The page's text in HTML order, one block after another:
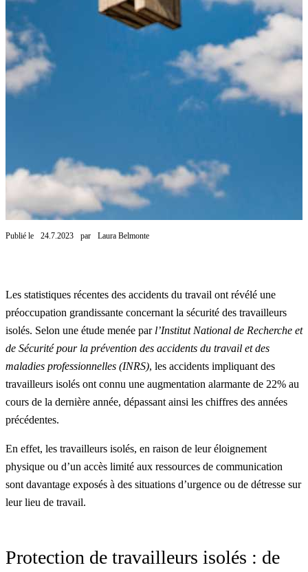
Publié le 24.7.2023 par Laura Belmonte
Les statistiques récentes des accidents du travail ont révélé une
préoccupation grandissante concernant la sécurité des travailleurs
isolés. Selon une étude menée par l’Institut National de Recherche et
de Sécurité pour la prévention des accidents du travail et des
maladies professionnelles (INRS), les accidents impliquant des
travailleurs isolés ont connu une augmentation alarmante de 22% au
cours de la dernière année, dépassant ainsi les chiffres des années
précédentes.
En effet, les travailleurs isolés, en raison de leur éloignement
physique ou d’un accès limité aux ressources de communication
sont davantage exposés à des situations d’urgence ou de détresse sur
leur lieu de travail.
Protection de travailleurs isolés : de